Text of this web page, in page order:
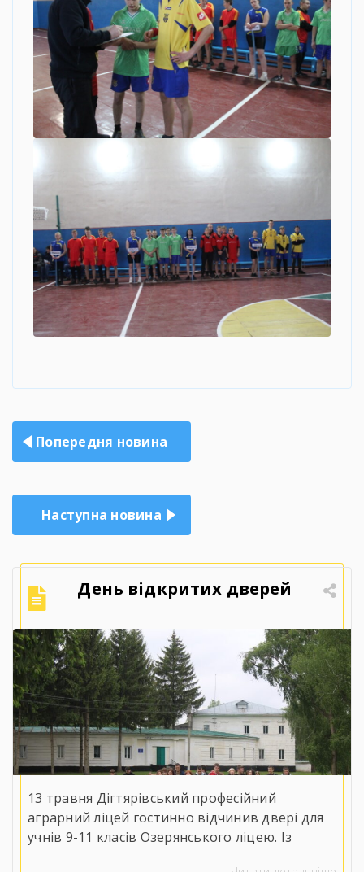
Навігація
записів
Попередня новина
Наступна новина
День відкритих дверей
13 травня Дігтярівський професійний
аграрний ліцей гостинно відчинив двері для
учнів 9-11 класів Озерянського ліцею. Із